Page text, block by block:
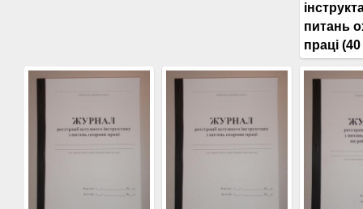
питань
праці